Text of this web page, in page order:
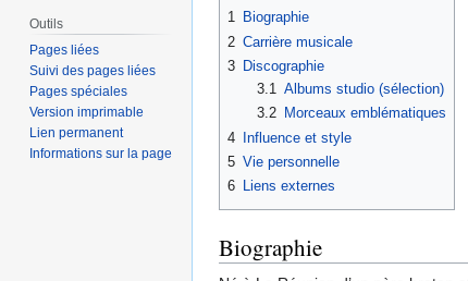
1 Biographie
2 Carrière musicale
3 Discographie
3.1 Albums studio (sélection)
3.2
Morceaux emblématiques
4
Influence et style
5 Vie personnelle
6 Liens externes
Biographie
Outils
Pages liées
Suivi des pages liées
Pages spéciales
Version imprimable
Lien permanent
Informations sur la page